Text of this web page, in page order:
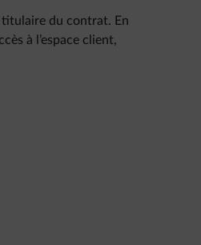
titulaire du contrat. En
à l’espace client,